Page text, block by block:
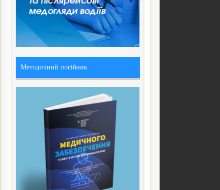
Методичний посібник